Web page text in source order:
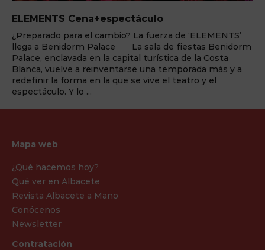
ELEMENTS Cena+espectáculo
¿Preparado para el cambio? La fuerza de ‘ELEMENTS’
llega a Benidorm Palace La sala de fiestas Benidorm
Palace, enclavada en la capital turística de la Costa
Blanca, vuelve a reinventarse una temporada más y a
redefinir la forma en la que se vive el teatro y el
espectáculo. Y lo ...
Mapa web
¿Qué hacemos hoy?
Qué ver en Albacete
Revista Albacete a Mano
Conócenos
Newsletter
Contratación